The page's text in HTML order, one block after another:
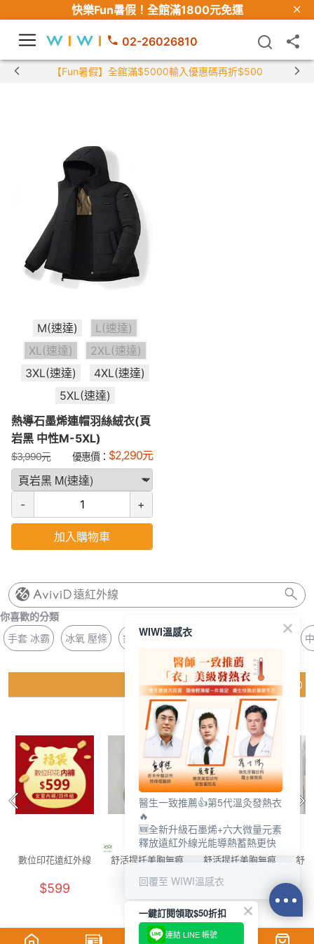
快樂Fun暑假！ 全館滿1800元免運
02-26026810
【Fun暑假】全館滿$5000輸入優惠碼再折$500
M(速達)
L(速達)
XL(速達)
2XL(速達)
3XL(速達)
4XL(速達)
5XL(速達)
熱導石墨烯連帽羽絲絨衣(頁
岩黑 中性M-5XL)
$3,990元 優惠價： $2,290元
- +
加入購物車
遠紅外線
你喜歡的分類
手套 冰霸
冰氧 壓條 針織 銀離子 冰晶 濕氣
猜你喜歡
數位印花遠紅外線
(4件組 童90-140)
$599
舒活提托美胸無痕
內衣(清新綠 女M-
$880
舒活提托美胸無痕
內衣(浪漫紫 女M-
舒
WIWI溫感衣
醫生一致推薦👍第5代溫灸發熱衣
🔥
🆕全新升級石墨烯+六大微量元素
釋放遠紅外線光能導熱蓄熱更快
回覆至 WIWI溫感衣
一鍵訂閱領取$50折扣
連結 LINE 帳號